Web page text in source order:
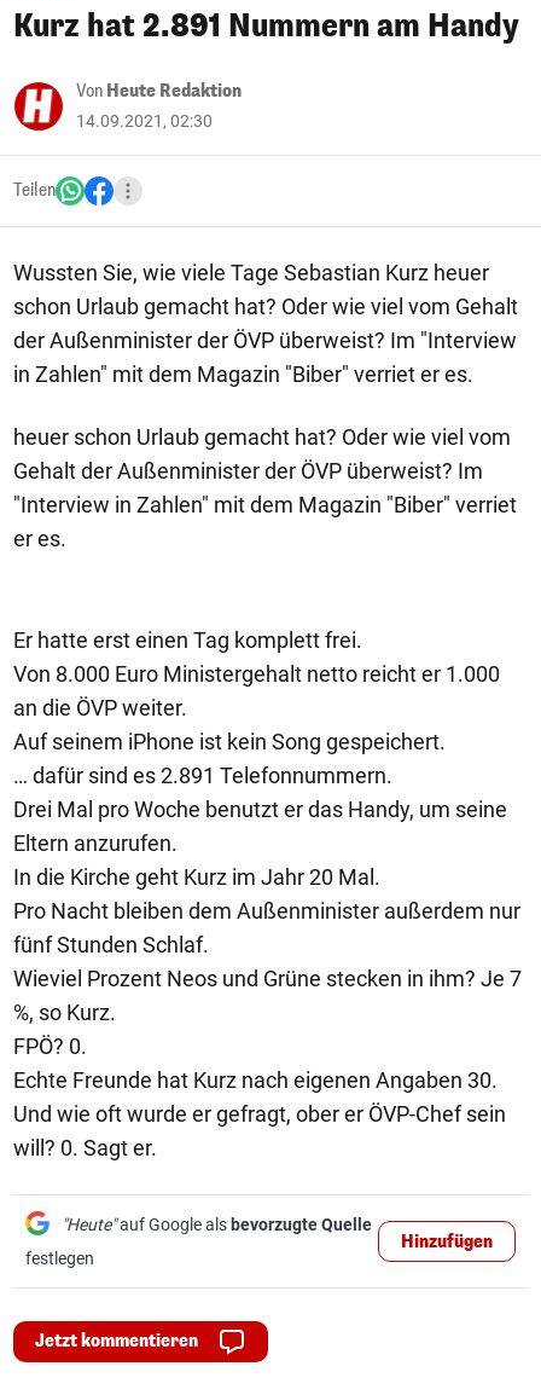
Kurz hat 2.891 Nummern am Handy
Von Heute Redaktion
14.09.2021, 02:30
Teilen
Wussten Sie, wie viele Tage Sebastian Kurz heuer
schon Urlaub gemacht hat? Oder wie viel vom Gehalt
der Außenminister der ÖVP überweist? Im "Interview
in Zahlen" mit dem Magazin "Biber" verriet er es.
heuer schon Urlaub gemacht hat? Oder wie viel vom
Gehalt der Außenminister der ÖVP überweist? Im
"Interview in Zahlen" mit dem Magazin "Biber" verriet
er es.
Er hatte erst einen Tag komplett frei.
Von 8.000 Euro Ministergehalt netto reicht er 1.000
an die ÖVP weiter.
Auf seinem iPhone ist kein Song gespeichert.
… dafür sind es 2.891 Telefonnummern.
Drei Mal pro Woche benutzt er das Handy, um seine
Eltern anzurufen.
In die Kirche geht Kurz im Jahr 20 Mal.
Pro Nacht bleiben dem Außenminister außerdem nur
fünf Stunden Schlaf.
Wieviel Prozent Neos und Grüne stecken in ihm? Je 7
%, so Kurz.
FPÖ? 0.
Echte Freunde hat Kurz nach eigenen Angaben 30.
Und wie oft wurde er gefragt, ober er ÖVP-Chef sein
will? 0. Sagt er.
"Heute"auf Google als bevorzugte Quelle
festlegen
Hinzufügen
Jetzt kommentieren